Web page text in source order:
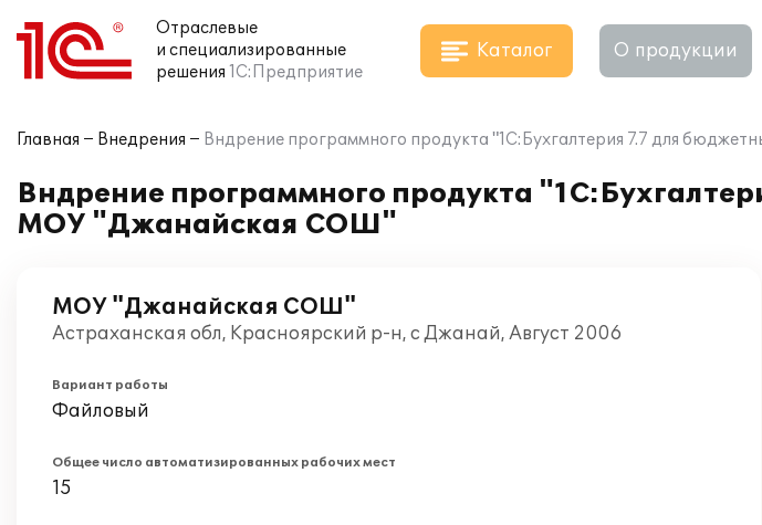
Отраслевые
и специализированные
решения 1С:Предприятие
Каталог О продукции
Главная Внедрения Вндрение программного продукта "1С:Бухгалтерия 7.7 для
Вндрение программного продукта
МОУ "Джанайская СОШ"
МОУ "Джанайская СОШ"
Астраханская обл, Красноярский р-н, с Джанай, Август 2006
Вариант работы
Файловый
Общее число автоматизированных рабочих мест
15